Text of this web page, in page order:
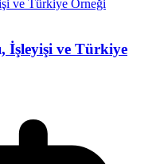
İşleyişi ve Türkiye